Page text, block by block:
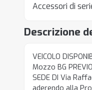
Descrizione
VEICOLO
Mozzo BG
SEDE DI Via
Accessori di